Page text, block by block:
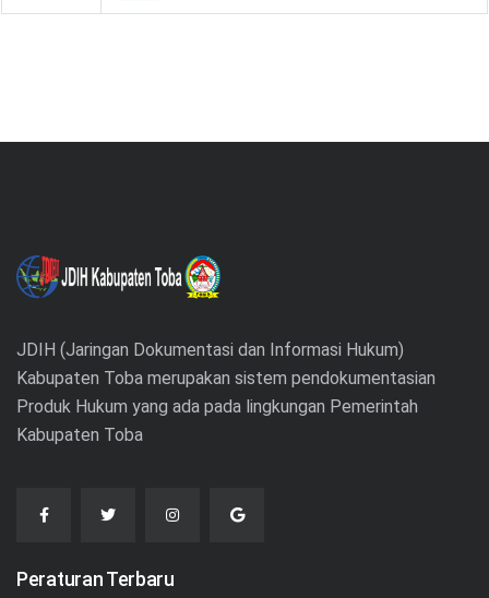
JDIH (Jaringan Dokumentasi dan Informasi Hukum)
Kabupaten Toba merupakan sistem pendokumentasian
Produk Hukum yang ada pada lingkungan Pemerintah
Kabupaten Toba
Peraturan Terbaru